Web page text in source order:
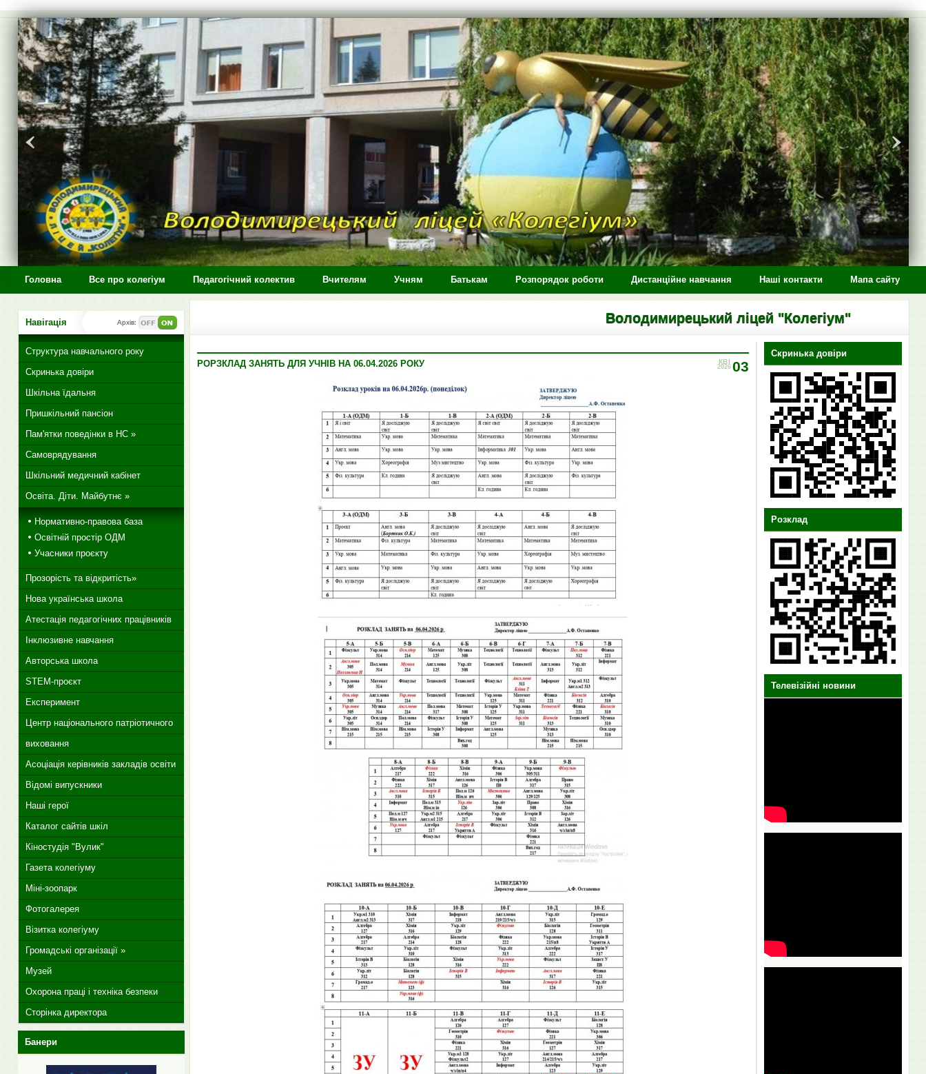
>
Головна Все про колегіум Педагогічний колектив Вчителям Учням Батькам Розпорядок роботи Дистанційне навчання Наші контакти Мапа сайту
Володимирецький ліцей "Колегіум"
03
КВІ
2026
РОРЗКЛАД ЗАНЯТЬ ДЛЯ УЧНІВ НА 06.04.2026 РОКУ
Скринька довіри
Розклад
Телевізійні новини
Навігація Архів:
Структура навчального року
Скринька довіри
Шкільна їдальня
Пришкільний пансіон
Пам'ятки поведінки в НС »
Самоврядування
Шкільний медичний кабінет
Освіта. Діти. Майбутнє »
Нормативно-правова база
Освітній простір ОДМ
Учасники проєкту
Прозорість та відкритість»
Нова українська школа
Атестація педагогічних працівників
Інклюзивне навчання
Авторська школа
STEM-проєкт
Експеримент
Центр національного патріотичного
виховання
Асоціація керівників закладів освіти
Відомі випускники
Наші герої
Каталог сайтів шкіл
Кіностудія "Вулик"
Газета колегіуму
Міні-зоопарк
Фотогалерея
Візитка колегіуму
Громадські організації »
Музей
Охорона праці і техніка безпеки
Сторінка директора
Банери